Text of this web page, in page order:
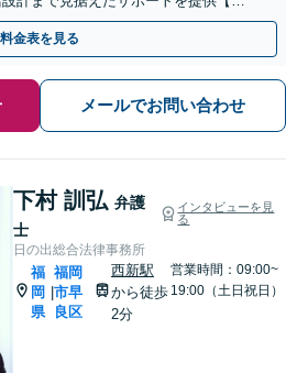
約で休日・夜間も対応】
料金表を見る
メールでお問い合わせ
下村 訓弘 弁護
士
インタビューを見
る
日の出総合法律事務所
福
岡
県
福岡
市早
良区
西新駅
から徒歩
2分
営業時間：09:00~
19:00（土日祝日）